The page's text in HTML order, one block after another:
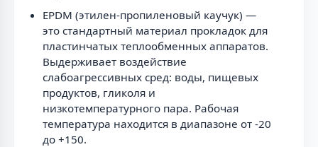
EPDM (этилен-пропиленовый каучук) —
это стандартный материал прокладок для
пластинчатых теплообменных аппаратов.
Выдерживает воздействие
слабоагрессивных сред: воды, пищевых
продуктов, гликоля и
низкотемпературного пара. Рабочая
температура находится в диапазоне от -20
до +150.